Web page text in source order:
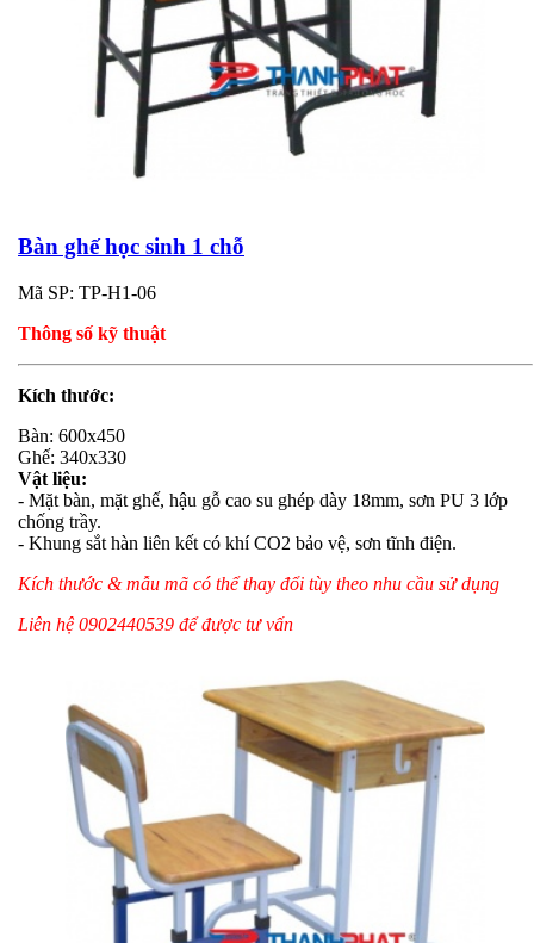
Bàn ghế học sinh 1 chỗ
Mã SP: TP-H1-06
Thông số kỹ thuật
Kích thước:
Bàn: 600x450
Ghế: 340x330
Vật liệu:
- Mặt bàn, mặt ghế, hậu gỗ cao su ghép dày 18mm, sơn PU 3 lớp
chống trầy.
- Khung sắt hàn liên kết có khí CO2 bảo vệ, sơn tĩnh điện.
Kích thước & mẫu mã có thể thay đổi tùy theo nhu cầu sử dụng
Liên hệ 0902440539 để được tư vấn